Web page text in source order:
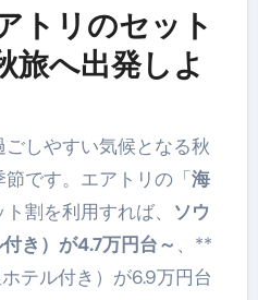
トリのセット
旅へ出発しよ
しやすい気候となる秋
です。エアトリの「海
割を利用すれば、
ソウ
き）が4.7万円台～ 、**
テル付き）が6.9万円台